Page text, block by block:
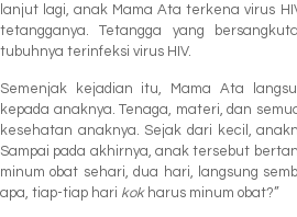
lanjut lagi, anak Mama Ata terkena virus
tetangganya. Tetangga yang
tubuhnya terinfeksi virus HIV.
Semenjak kejadian itu, Mama Ata
kepada anaknya. Tenaga, materi, dan
kesehatan anaknya. Sejak dari kecil,
Sampai pada akhirnya, anak tersebut
minum obat sehari, dua hari, langsung
apa, tiap-tiap hari kok harus minum obat?”